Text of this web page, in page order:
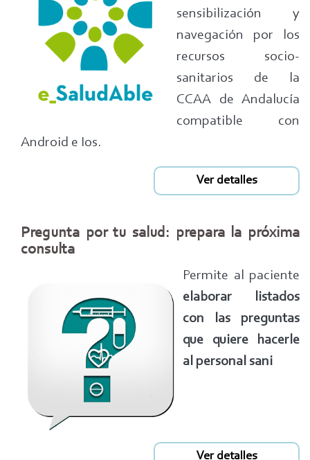
sensibilización y
navegación por los
recursos socio-
sanitarios de la
CCAA de Andalucía
compatible con
Android e Ios.
Ver detalles
Pregunta por tu salud: prepara la próxima
consulta
Permite al paciente
elaborar listados
con las preguntas
que quiere hacerle
al personal sani
Ver detalles